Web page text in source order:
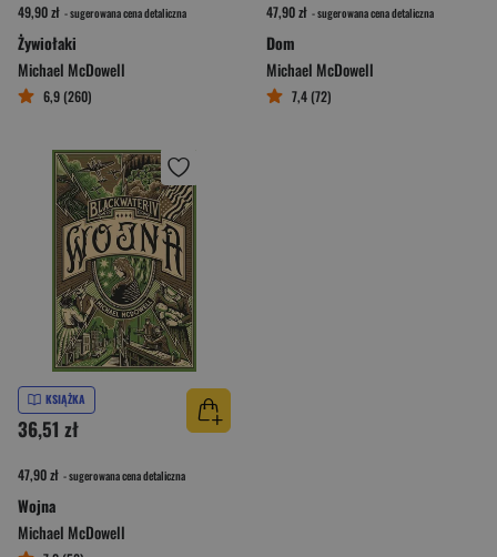
49,90 zł - sugerowana cena detaliczna
Żywiołaki
Michael McDowell
6,9 (260)
47,90 zł - sugerowana cena detaliczna
Dom
Michael McDowell
7,4 (72)
KSIĄŻKA
36,51 zł
47,90 zł - sugerowana cena detaliczna
Wojna
Michael McDowell